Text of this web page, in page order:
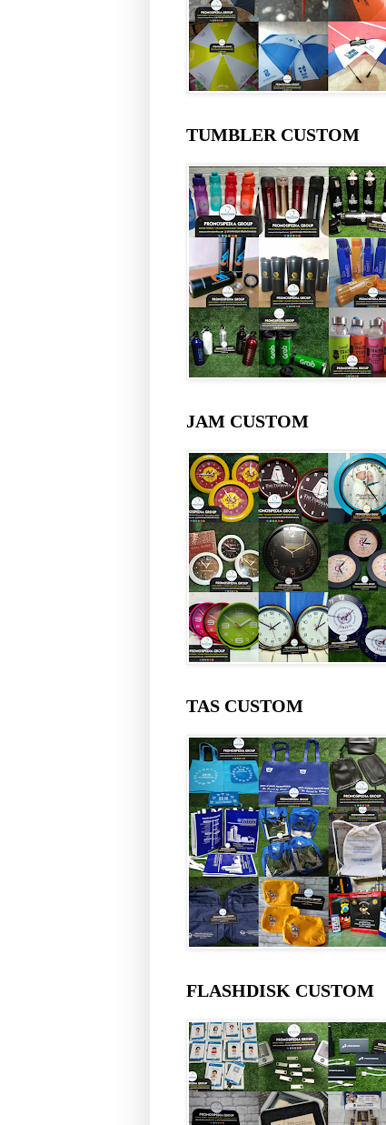
TUMBLER CUSTOM
JAM CUSTOM
TAS CUSTOM
FLASHDISK CUSTOM